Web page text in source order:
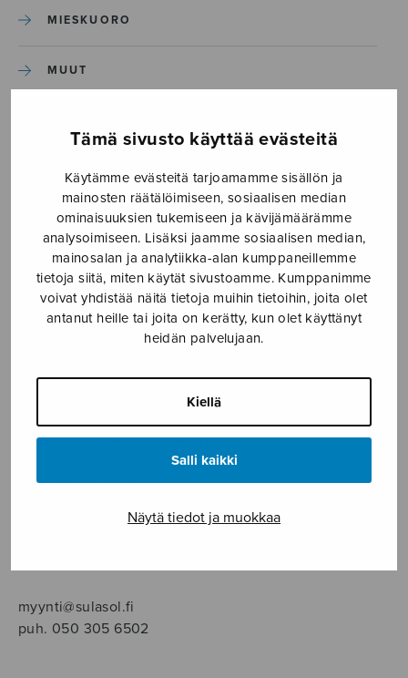
Tämä sivusto käyttää evästeitä
Käytämme evästeitä tarjoamamme sisällön ja
mainosten räätälöimiseen, sosiaalisen median
ominaisuuksien tukemiseen ja kävijämäärämme
analysoimiseen. Lisäksi jaamme sosiaalisen median,
mainosalan ja analytiikka-alan kumppaneillemme
tietoja siitä, miten käytät sivustoamme. Kumppanimme
voivat yhdistää näitä tietoja muihin tietoihin, joita olet
antanut heille tai joita on kerätty, kun olet käyttänyt
heidän palvelujaan.
Kiellä
Salli kaikki
Näytä tiedot ja muokkaa
MIESKUORO
MUUT
SEKAKUORO
SOITINKOULUT JA OPPAAT
SOITINMUSIIKKI
YKSINLAULU
YLEINEN
Sulasol nuottikauppa
Myymälä avoinna
myynti@sulasol.fi
puh. 050 305 6502